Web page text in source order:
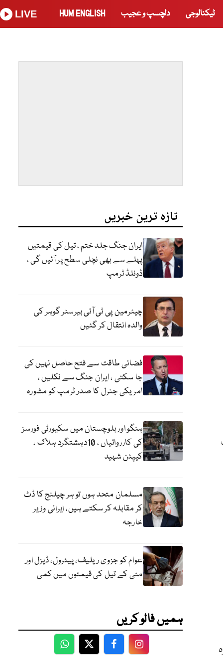
ٹیکنالوجی دلچسپ و عجیب HUM ENGLISH
LIVE
تازہ ترین خبریں
ایران جنگ جلد ختم ، تیل کی قیمتیں
پہلے سے بھی نچلی سطح پر آئیں گی ،
ڈونلڈ ٹرمپ
چیئرمین پی ٹی آئی بیرسٹر گوہر کی
والدہ انتقال کر گئیں
فضائی طاقت سے فتح حاصل نہیں کی
جا سکتی ، ایران جنگ سے نکلیں ،
امریکی جنرل کا صدر ٹرمپ کو مشورہ
ہنگو اور بلوچستان میں سکیورٹی فورسز
کی کارروائیاں ، 10دہشتگرد ہلاک ،
کیپٹن شہید
مسلمان متحد ہوں تو ہر چیلنج کا ڈٹ
کر مقابلہ کر سکتے ہیں، ایرانی وزیر
خارجہ
عوام کو جزوی ریلیف، پیٹرول، ڈیزل اور
مٹی کے تیل کی قیمتوں میں کمی
ہمیں فالو کریں
WhatsApp
TwitterFacebookFacebook